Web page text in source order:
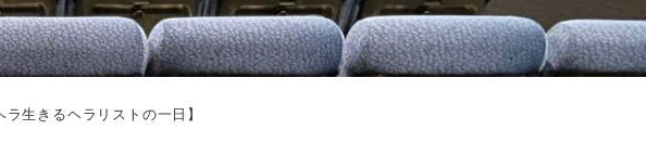
生きるヘラリストの一日】